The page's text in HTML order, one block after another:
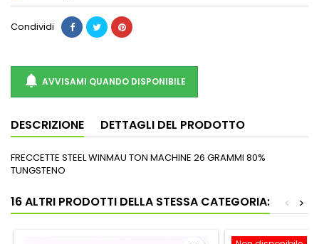
Condividi
 AVVISAMI QUANDO DISPONIBILE
DESCRIZIONE DETTAGLI DEL PRODOTTO
FRECCETTE STEEL WINMAU TON MACHINE 26 GRAMMI 80%
TUNGSTENO
16 ALTRI PRODOTTI DELLA STESSA CATEGORIA: >
<